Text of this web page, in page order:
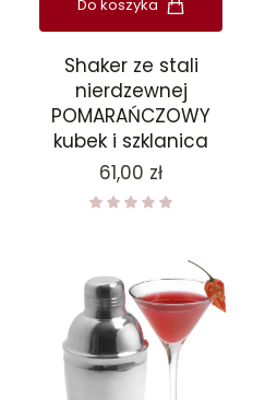
Do koszyka
Shaker ze stali
nierdzewnej
POMARAŃCZOWY
kubek i szklanica
Cena
61,00 zł